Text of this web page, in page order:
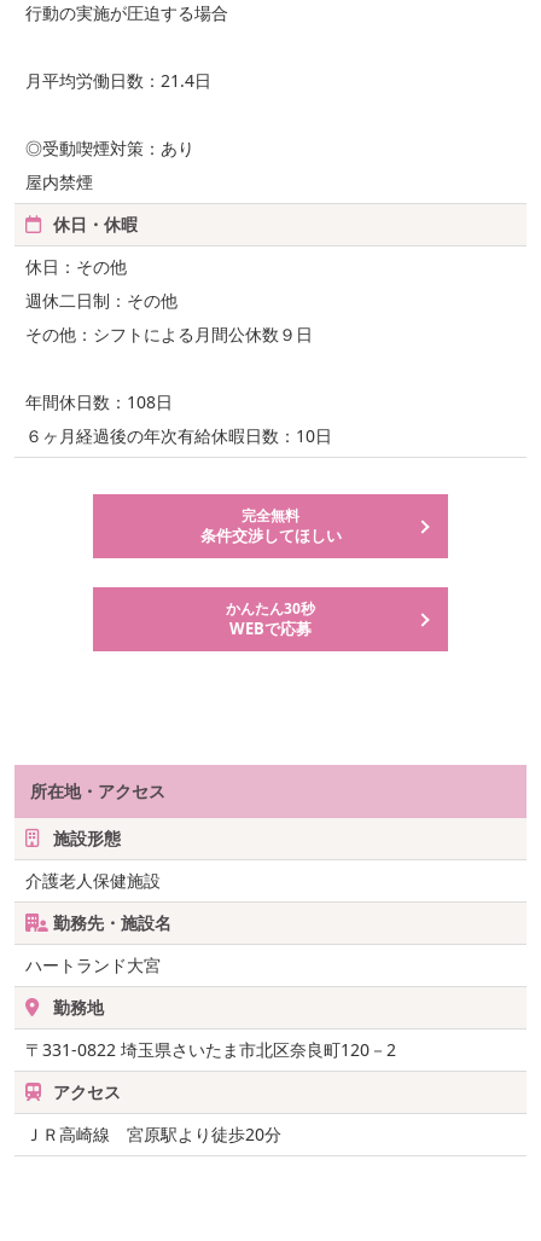
行動の実施が圧迫する場合
月平均労働日数：21.4日
◎受動喫煙対策：あり
屋内禁煙
休日・休暇
休日：その他
週休二日制：その他
その他：シフトによる月間公休数９日
年間休日数：108日
６ヶ月経過後の年次有給休暇日数：10日
完全無料
条件交渉してほしい
かんたん30秒
WEBで応募
所在地・アクセス
施設形態
介護老人保健施設
勤務先・施設名
ハートランド大宮
勤務地
〒331-0822 埼玉県さいたま市北区奈良町120－2
アクセス
ＪＲ高崎線 宮原駅より徒歩20分